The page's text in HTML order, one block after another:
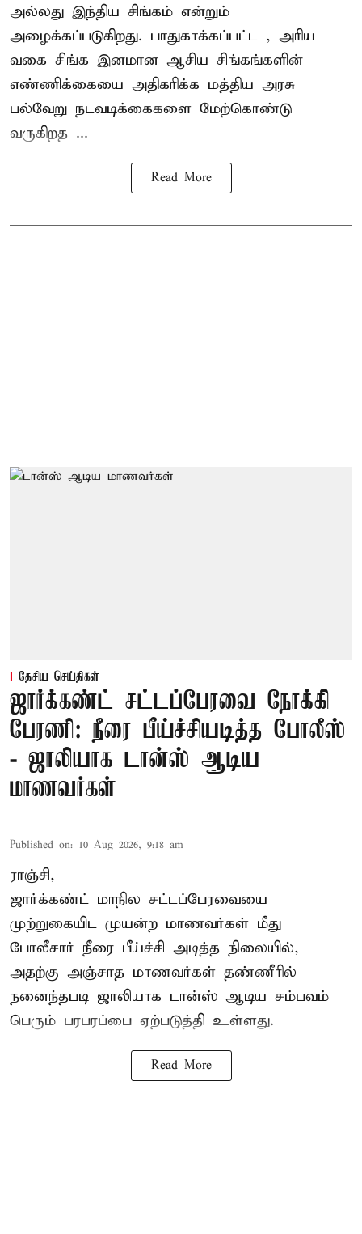
அல்லது இந்திய சிங்கம் என்றும்
அழைக்கப்படுகிறது. பாதுகாக்கப்பட்ட , அரிய
வகை சிங்க இனமான ஆசிய சிங்கங்களின்
எண்ணிக்கையை அதிகரிக்க மத்திய அரசு
பல்வேறு நடவடிக்கைகளை மேற்கொண்டு
வருகிறத ...
Read More
தேசிய செய்திகள்
ஜார்க்கண்ட் சட்டப்பேரவை நோக்கி
பேரணி: நீரை பீய்ச்சியடித்த போலீஸ்
- ஜாலியாக டான்ஸ் ஆடிய
மாணவர்கள்
Published on: 10 Aug 2026, 9:18 am
ராஞ்சி,
ஜார்க்கண்ட் மாநில சட்டப்பேரவையை
முற்றுகையிட முயன்ற மாணவர்கள் மீது
போலீசார் நீரை பீய்ச்சி அடித்த நிலையில்,
அதற்கு அஞ்சாத மாணவர்கள் தண்ணீரில்
நனைந்தபடி ஜாலியாக டான்ஸ் ஆடிய சம்பவம்
பெரும் பரபரப்பை ஏற்படுத்தி உள்ளது.
Read More